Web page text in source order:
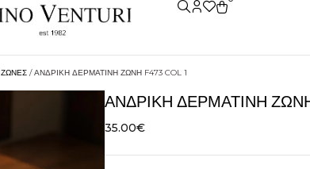
ΖΩΝΕΣ/ ΑΝΔΡΙΚΉ ΔΕΡΜΆΤΙΝΗ ΖΏΝΗ F473 COL 1
ΑΝΔΡΙΚΉ ΔΕΡΜΆΤΙΝΗ ΖΏΝΗ
35.00€